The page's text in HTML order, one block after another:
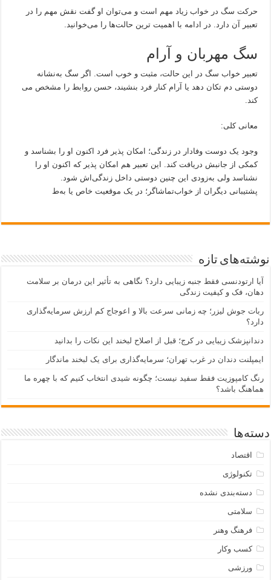
حرکت سگ در خواب زیاد مهم است و می‌توان او گفت نقش مهم را در
تعبیر آن دارد. در ادامه با اهمیت ترین حالت‌ها را می‌خوانید.
سگ مهربان و آرام
تعبیر خواب سگ در این حالت، مثبت و خوب است. اگر سگ به‌نشانه
دوستی دم تکان دهد یا آرام کنار فرد بنشیند، حسن روابط را مشخص می
کند.
معانی کلی:
وجود یک دوست وفادار در زندگی‌؛ امکان پذیر فرد اکنون او را بشناسد و
کمکی از جانبش دریافت کند. این تعبیر هم امکان پذیر ‌که اکنون او را
نشناسد ولی به‌زودی این چنین دوستی داخل زندگی‌اش شود.
پشتیبانی دیگران از خواب‌تماشاگر؛ در یک موقعیت خاص یا به‌ط
نوشته‌های تازه
آیا ارتودنسی فقط جنبه زیبایی دارد؟ نگاهی به تأثیر این درمان بر سلامت
دهان، فک و کیفیت زندگی
ربات جوش لیزر؛ چه زمانی سرعت بالا و اعوجاج کم ارزش سرمایه‌گذاری
دارد؟
دندانپزشک زیبایی در کرج؛ قبل از اصلاح لبخند این نکات را بدانید
ایمپلنت دندان در غرب تهران؛ سرمایه‌گذاری برای یک لبخند ماندگار
رنگ کامپوزیت فقط سفید نیست؛ چگونه شیدی انتخاب کنیم که با چهره ما
هماهنگ باشد؟
دسته‌ها
اقتصاد
تکنولوژی
دسته‌بندی نشده
سلامتی
فرهنگ وهنر
کسب وکار
ورزشی